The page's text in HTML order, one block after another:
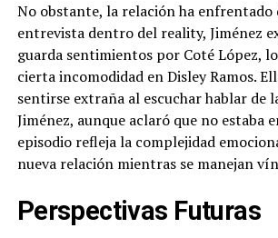
No obstante, la relación ha enfrentado
entrevista dentro del reality, Jiménez
guarda sentimientos por Coté López,
cierta incomodidad en Disley Ramos.
sentirse extraña al escuchar hablar de
Jiménez, aunque aclaró que no estaba
episodio refleja la complejidad
nueva relación mientras se manejan
Perspectivas Futuras